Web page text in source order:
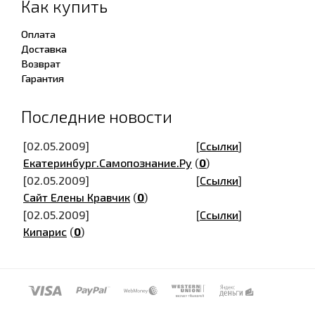
Как купить
Оплата
Доставка
Возврат
Гарантия
Последние новости
[02.05.2009] [Ссылки]
Екатеринбург.Самопознание.Ру (0)
[02.05.2009]
[Ссылки]
Сайт Елены Кравчик (0)
[02.05.2009]
[Ссылки]
Кипарис (0)